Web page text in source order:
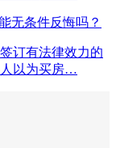
无条件反悔吗？
订有法律效力的
人以为买房…